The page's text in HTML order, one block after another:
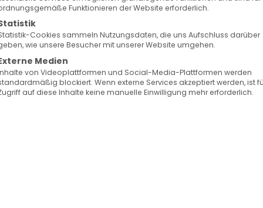
Jugendliche die Möglichkeit, angeleitet von Profis
das sich mit dem Thema „Heimat“
und Jugendlichen all das kennen, was zur
können sich selbst kreativ verwirklichen. Ob
Schreiben – es ist für jeden etwas dabei, mit
werden soll.
präsentiert.
Funktionieren der Website erforderlich.
Cookies sammeln Nutzungsdaten, die uns Aufschluss darüber
wie unsere Besucher mit unserer Website umgehen.
Medien
von Videoplattformen und Social-Media-Plattformen werden
blockiert. Wenn externe Services akzeptiert werden, ist
auf diese Inhalte keine manuelle Einwilligung mehr erforderlich.